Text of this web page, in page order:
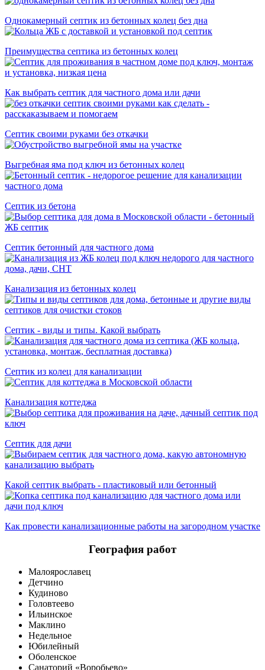
Однокамерный септик из бетонных колец без дна
Преимущества септика из бетонных колец
Как выбрать септик для частного дома или дачи
Септик своими руками без откачки
Выгребная яма под ключ из бетонных колец
Cептик из бетона
Септик бетонный для частного дома
Канализация из бетонных колец
Септик - виды и типы. Какой выбрать
Септик из колец для канализации
Канализация коттеджа
Септик для дачи
Какой септик выбрать - пластиковый или бетонный
Как провести канализационные работы на загородном участке
География работ
Малоярославец
Детчино
Кудиново
Головтеево
Ильинское
Маклино
Недельное
Юбилейный
Оболенское
Санаторий «Воробьево»